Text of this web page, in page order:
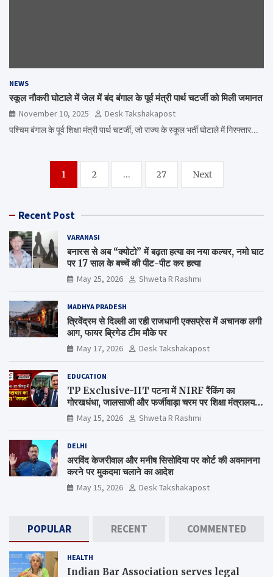
NEWS
स्कूल नौकरी घोटाले में जेल में बंद बंगाल के पूर्व मंत्री पार्थ चटर्जी को मिली जमानत
November 10, 2025
Desk Takshakapost
पश्चिम बंगाल के पूर्व शिक्षा मंत्री पार्थ चटर्जी, जो राज्य के स्कूल भर्ती घोटाले में गिरफ्तार…
navigation
1 2 … 27 Next
Recent Post
VARANASI
बनारस से अब “क्योटो” में बढ़ता हत्या का नया कल्चर, नमो घाट
पर 17 साल के बच्चें की पीट-पीट कर हत्या
May 25, 2026 Shweta R Rashmi
MADHYA PRADESH
त्रिवेंद्रम से दिल्ली आ रही राजधानी एक्सप्रेस में अचानक लगी
आग, फायर ब्रिगेड टीम मौके पर
May 17, 2026 Desk Takshakapost
EDUCATION
TP Exclusive-IIT पटना में NIRF रैंकिंग का
गोरखधंधा, जालसाजी और फर्जीवाड़ा चरम पर शिक्षा मंत्रालय
कब जागेगा ?
May 15, 2026 Shweta R Rashmi
DELHI
अरविंद केजरीवाल और मनीष सिसोदिया पर कोर्ट की अवमानना
करने पर मुकदमा चलाने का आदेश
May 15, 2026 Desk Takshakapost
POPULAR RECENT COMMENTED
HEALTH
Indian Bar Association serves legal